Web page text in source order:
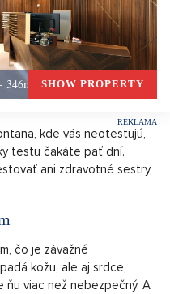
346m, Praha 8SHOW PROPERTY
kde vás neotestujú,
testu čakáte päť dní.
ani zdravotné sestry,
čo je závažné
kožu, ale aj srdce,
ňu viac než nebezpečný. A